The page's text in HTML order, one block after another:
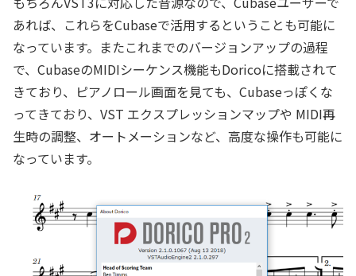
あれば、これらをCubaseで活用するということも可能に
なっています。またこれまでのバージョンアップの過程
で、CubaseのMIDIシーケンス機能もDoricoに搭載されて
きており、ピアノロール画面を見ても、Cubaseっぽくな
ってきており、VST エクスプレッションマップや MIDI再
生時の調整、オートメーションなど、高度な操作も可能に
なっています。